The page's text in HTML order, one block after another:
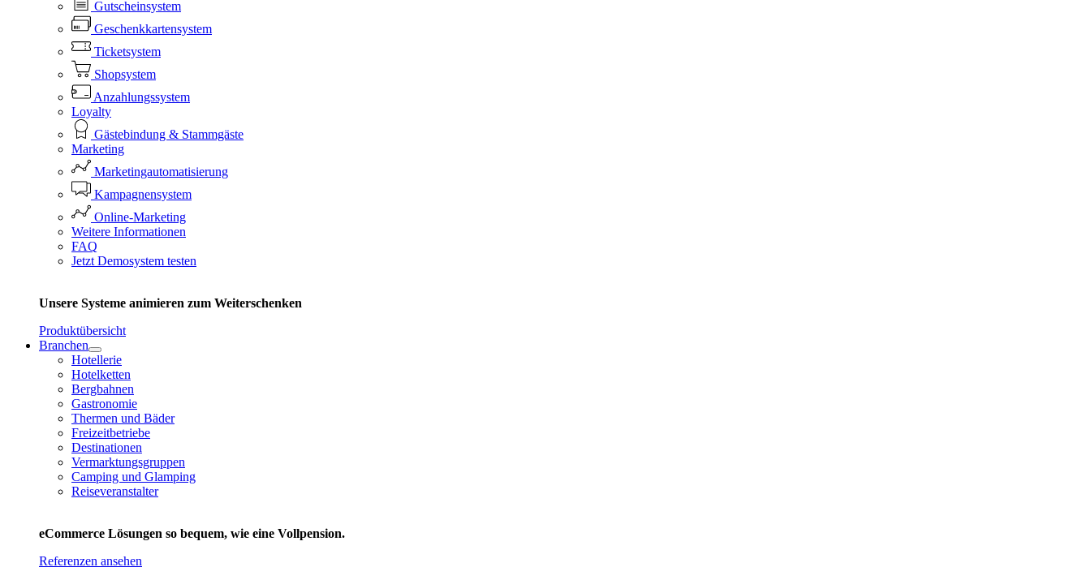
Gutscheinsystem
Geschenkkartensystem
Ticketsystem
Shopsystem
Anzahlungssystem
Loyalty
Gästebindung & Stammgäste
Marketing
Marketingautomatisierung
Kampagnensystem
Online-Marketing
Weitere Informationen
FAQ
Jetzt Demosystem testen
Unsere Systeme animieren zum Weiterschenken
Produktübersicht
Branchen
Hotellerie
Hotelketten
Bergbahnen
Gastronomie
Thermen und Bäder
Freizeitbetriebe
Destinationen
Vermarktungsgruppen
Camping und Glamping
Reiseveranstalter
eCommerce Lösungen so bequem, wie eine Vollpension.
Referenzen ansehen